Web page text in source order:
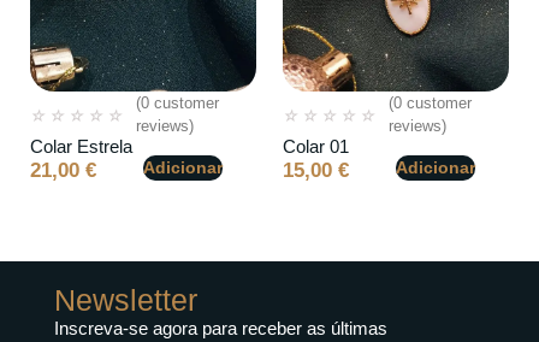
☆ ☆ ☆ ☆ ☆
(0 customer
reviews)
Colar Estrela
21,00 € Adicionar
☆ ☆ ☆ ☆ ☆
(0 customer
reviews)
Colar 01
15,00 € Adicionar
Newsletter
Inscreva-se agora para receber as últimas